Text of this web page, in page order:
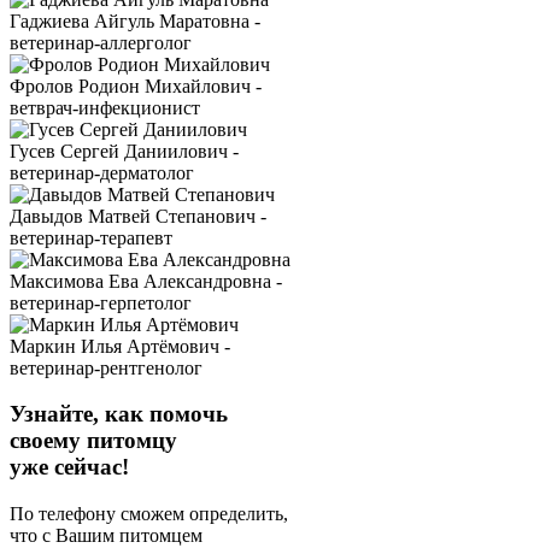
Гаджиева Айгуль Маратовна -
ветеринар-аллерголог
Фролов Родион Михайлович -
ветврач-инфекционист
Гусев Сергей Даниилович -
ветеринар-дерматолог
Давыдов Матвей Степанович -
ветеринар-терапевт
Максимова Ева Александровна -
ветеринар-герпетолог
Маркин Илья Артёмович -
ветеринар-рентгенолог
Узнайте, как помочь
своему питомцу
уже сейчас!
По телефону сможем определить,
что с Вашим питомцем